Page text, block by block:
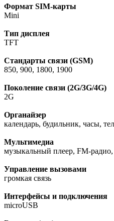
Формат SIM-карты
Mini
Тип дисплея
TFT
Стандарты связи (GSM)
850, 900, 1800, 1900
Поколение связи (2G/3G/4G)
2G
Органайзер
календарь, будильник, часы,
Мультимедиа
музыкальный плеер, FM-
Управление вызовами
громкая связь
Интерфейсы и подключения
microUSB